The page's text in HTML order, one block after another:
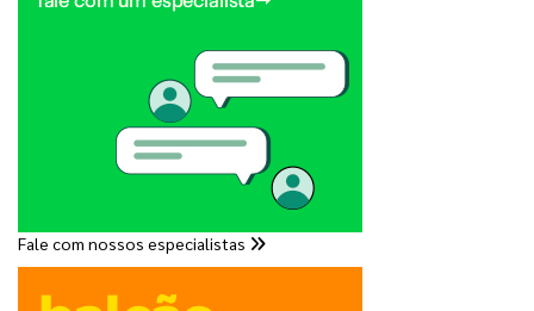
Fale com nossos especialistas